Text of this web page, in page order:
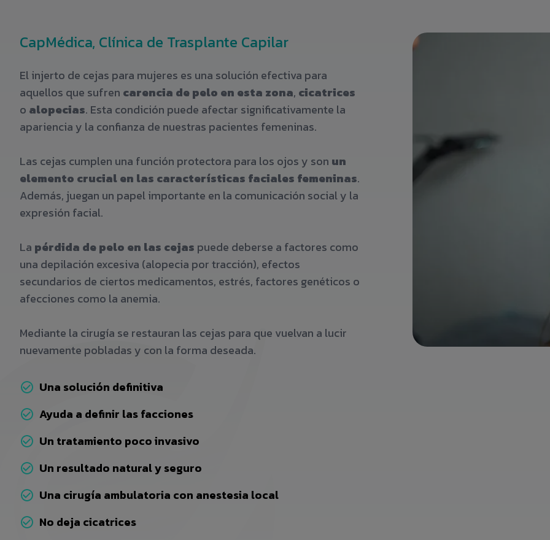
CapMédica, Clínica de Trasplante Capilar
El injerto de cejas para mujeres es una solución efectiva para
aquellos que sufren carencia de pelo en esta zona, cicatrices
o alopecias. Esta condición puede afectar significativamente la
apariencia y la confianza de nuestras pacientes femeninas.
Las cejas cumplen una función protectora para los ojos y son un
elemento crucial en las características faciales femeninas.
Además, juegan un papel importante en la comunicación social y la
expresión facial.
La pérdida de pelo en las cejas puede deberse a factores como
una depilación excesiva (alopecia por tracción), efectos
secundarios de ciertos medicamentos, estrés, factores genéticos o
afecciones como la anemia.
Mediante la cirugía se restauran las cejas para que vuelvan a lucir
nuevamente pobladas y con la forma deseada.
Una solución definitiva
Ayuda a definir las facciones
Un tratamiento poco invasivo
Un resultado natural y seguro
Una cirugía ambulatoria con anestesia local
No deja cicatrices